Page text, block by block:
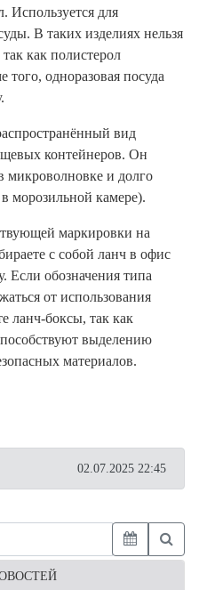
Используется для
В таких изделиях нельзя
как полистерол
одноразовая посуда
вид
контейнеров. Он
микроволновке и долго
морозильной камере).
маркировки на
с собой ланч в офис
Если обозначения типа
от использования
ланч-боксы, так как
выделению
материалов.
02.07.2025 22:45